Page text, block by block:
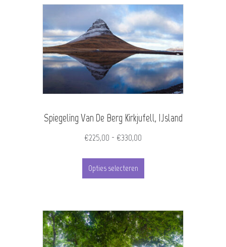
meerdere
variaties.
Deze
optie
kan
gekozen
worden
Spiegeling Van De Berg Kirkjufell, IJsland
€225,00 - €330,00
Opties selecteren
Dit
product
meerdere
variaties.